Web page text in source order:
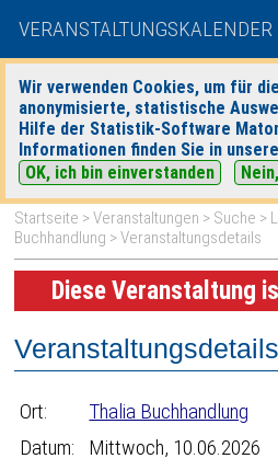
VERANSTALTUNGSKALENDER
Wir verwenden Cookies, um für
anonymisierte, statistische
Hilfe der Statistik-Software
Informationen finden Sie in
OK, ich bin einverstanden
Startseite >Veranstaltungen > Suche >
Buchhandlung > Veranstaltungsdetails
Diese Veranstaltung
Veranstaltungsdetails
Ort:
Thalia Buchhandlung
Datum:
Mittwoch, 10.06.2026